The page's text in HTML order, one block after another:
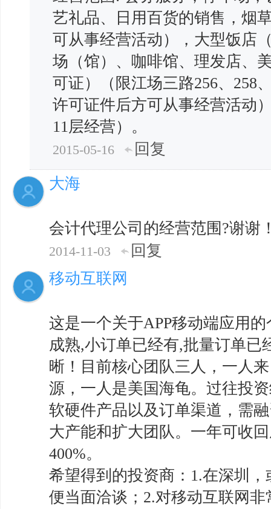
艺礼品、日用百货的销售，烟
可从事经营活动），大型饭店
场（馆）、咖啡馆、理发店、
可证）（限江场三路256、258
许可证件后方可从事经营活动
11层经营）。
2015-05-16
回复
大海
会计代理公司的经营范围?谢谢
2014-11-03
回复
移动互联网
这是一个关于APP移动端应用
成熟,小订单已经有,批量订单已
晰！目前核心团队三人，一人
源，一人是美国海龟。过往投
软硬件产品以及订单渠道，需
大产能和扩大团队。一年可收
400%。
希望得到的投资商：1.在深圳
便当面洽谈；2.对移动互联网